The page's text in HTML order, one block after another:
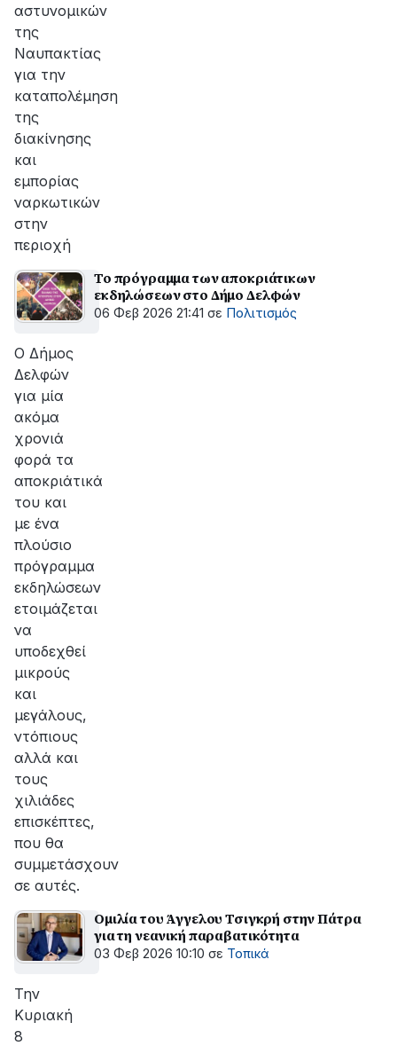
αστυνομικών
της
Ναυπακτίας
για την
καταπολέμηση
της
διακίνησης
και
εμπορίας
ναρκωτικών
στην
περιοχή
Το πρόγραμμα των αποκριάτικων
εκδηλώσεων στο Δήμο Δελφών
06 Φεβ 2026 21:41 σε Πολιτισμός
Ο Δήμος
Δελφών
για μία
ακόμα
χρονιά
φορά τα
αποκριάτικά
του και
με ένα
πλούσιο
πρόγραμμα
εκδηλώσεων
ετοιμάζεται
να
υποδεχθεί
μικρούς
και
μεγάλους,
ντόπιους
αλλά και
τους
χιλιάδες
επισκέπτες,
που θα
συμμετάσχουν
σε αυτές.
Ομιλία του Άγγελου Τσιγκρή στην Πάτρα
για τη νεανική παραβατικότητα
03 Φεβ 2026 10:10 σε Τοπικά
Την
Κυριακή
8